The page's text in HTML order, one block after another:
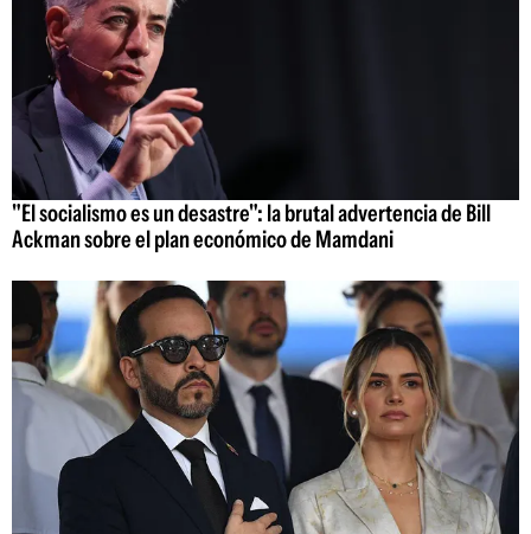
"El socialismo es un desastre": la brutal advertencia de Bill
Ackman sobre el plan económico de Mamdani